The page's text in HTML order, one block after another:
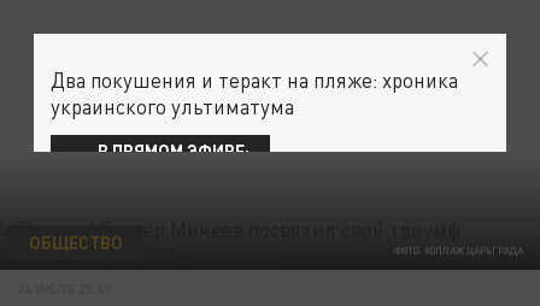
ФОТО: КОЛЛАЖ ЦАРЬГРАДА
ОБЩЕСТВО
Два покушения и теракт на пляже: хроника
украинского ультиматума
В ПРЯМОМ ЭФИРЕ: